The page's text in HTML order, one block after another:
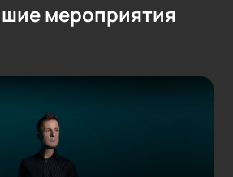
мероприятия